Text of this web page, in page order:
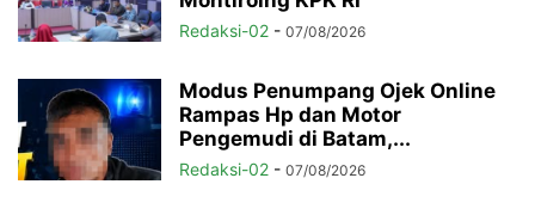
Redaksi-02 - 07/08/2026
Modus Penumpang Ojek Online
Rampas Hp dan Motor
Pengemudi di Batam,...
Redaksi-02 - 07/08/2026